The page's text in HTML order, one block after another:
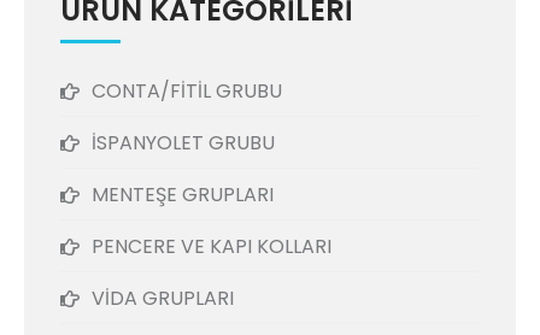
ÜRÜN KATEGORİLERİ
CONTA/FİTİL GRUBU
İSPANYOLET GRUBU
MENTEŞE GRUPLARI
PENCERE VE KAPI KOLLARI
VİDA GRUPLARI